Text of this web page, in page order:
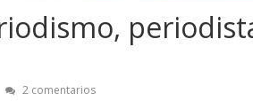
2 comentarios